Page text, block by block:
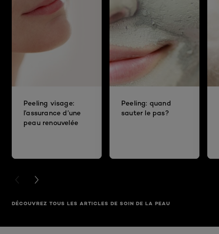
Peeling visage:
l’assurance d’une
peau renouvelée
Peeling: quand
sauter le pas?
PREVIOUS CARD
NEXT CARD
DÉCOUVREZ TOUS LES ARTICLES DE SOIN DE LA PEAU